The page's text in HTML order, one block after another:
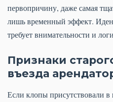
первопричину, даже самая
лишь временный эффект.
требует внимательности и
Признаки
въезда
Если клопы присутствовали в